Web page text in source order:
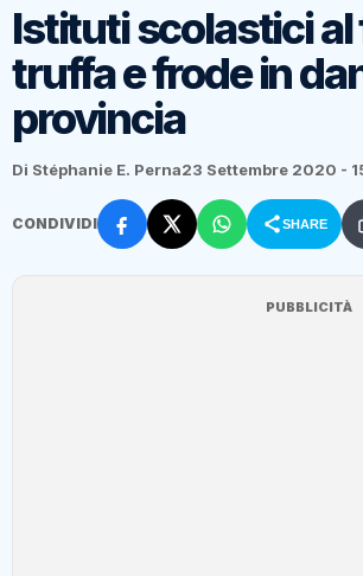
Istituti scolastici al
truffa e frode in
provincia
Di Stéphanie E. Perna23 Settembre 2020 -
CONDIVIDI SHARE
PUBBLICITÀ